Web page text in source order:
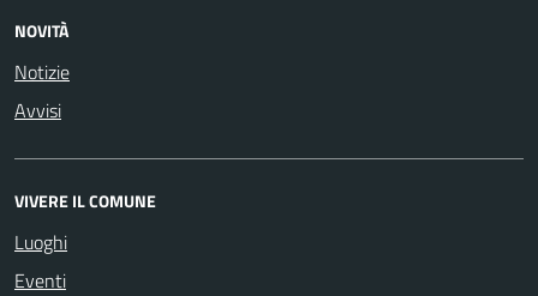
NOVITÀ
Notizie
Avvisi
VIVERE IL COMUNE
Luoghi
Eventi